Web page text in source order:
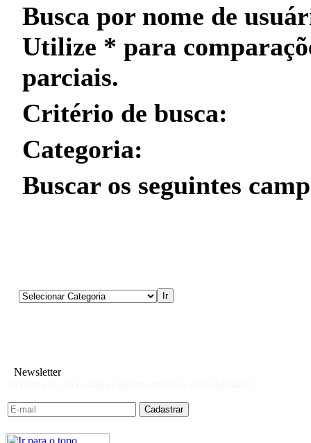
Busca por nome de
Utilize * para
parciais.
Critério de busca:
Categoria:
Buscar os seguintes
Newsletter